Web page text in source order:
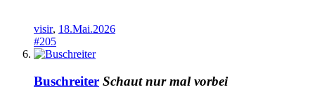
visir, 18.Mai.2026
#205
Buschreiter Schaut nur mal vorbei